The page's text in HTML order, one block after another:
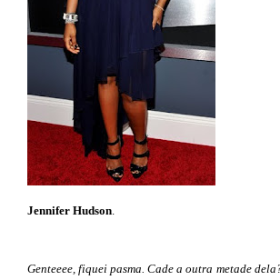
Jennifer Hudson
Genteeee, fiquei pasma. Cade a outra metade